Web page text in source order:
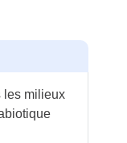
les milieux